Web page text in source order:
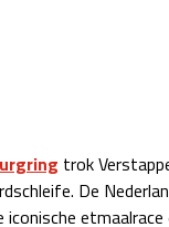
trok
De